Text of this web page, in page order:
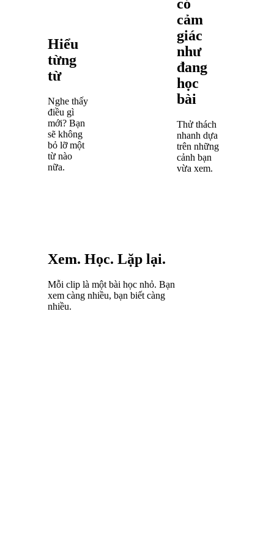
Hiểu
từng
từ
Nghe thấy
điều gì
mới? Bạn
sẽ không
bỏ lỡ một
từ nào
nữa.
có
cảm
giác
như
đang
học
bài
Thử thách
nhanh dựa
trên những
cảnh bạn
vừa xem.
Xem. Học. Lặp lại.
Mỗi clip là một bài học nhỏ. Bạn
xem càng nhiều, bạn biết càng
nhiều.